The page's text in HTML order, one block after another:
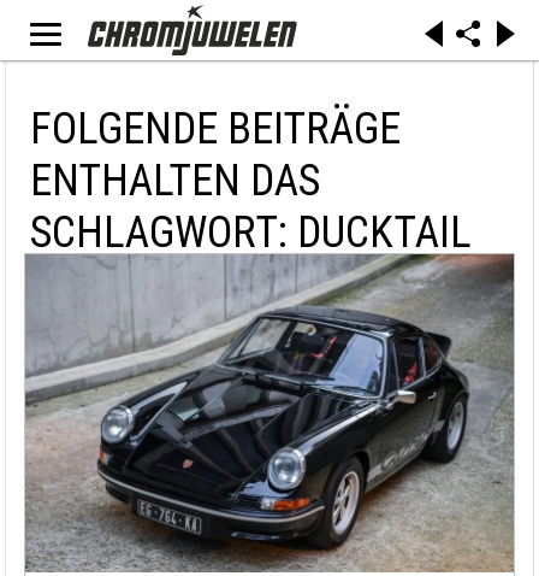
FOLGENDE BEITRÄGE
ENTHALTEN DAS
SCHLAGWORT: DUCKTAIL